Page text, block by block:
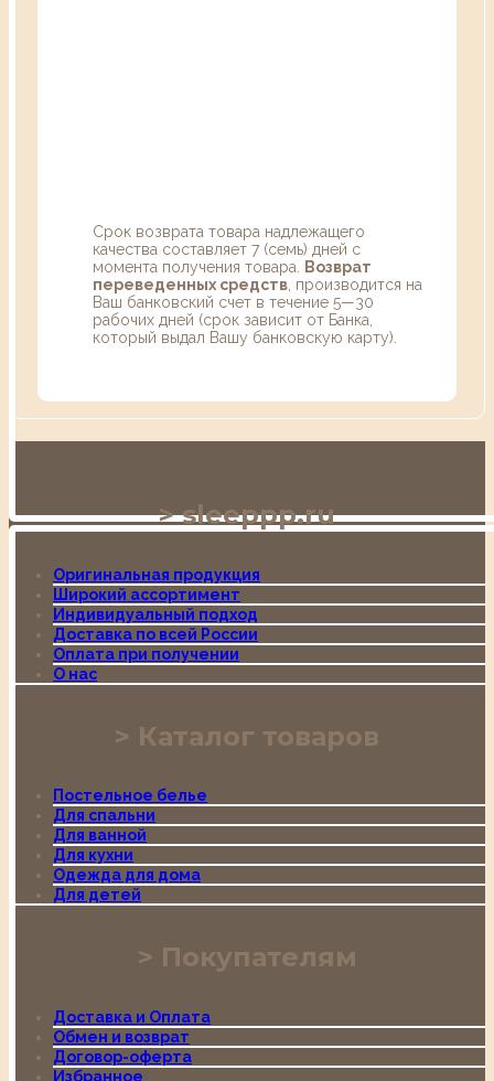
Срок возврата товара надлежащего
качества составляет 7 (семь) дней с
момента получения товара.
Возврат
переведенных средств , производится на
Ваш банковский счет в течение 5—30
рабочих дней (срок зависит от Банка,
который выдал Вашу банковскую карту).
sleeppp.ru
Оригинальная продукция
Широкий ассортимент
Индивидуальный подход
Доставка по всей России
Оплата при получении
О нас
Каталог товаров
Постельное белье
Для спальни
Для ванной
Для кухни
Одежда для дома
Для детей
Покупателям
Доставка и Оплата
Обмен и возврат
Договор-оферта
Избранное